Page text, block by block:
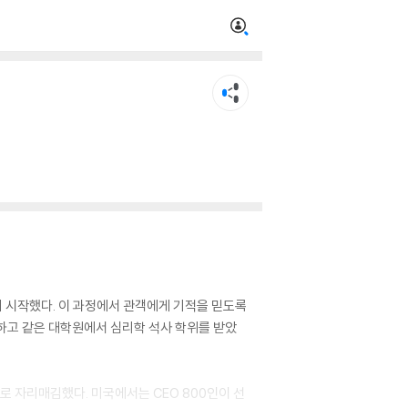
작했다. 이 과정에서 관객에게 기적을 믿도록
같은 대학원에서 심리학 석사 학위를 받았
자리매김했다. 미국에서는 CEO 800인이 선